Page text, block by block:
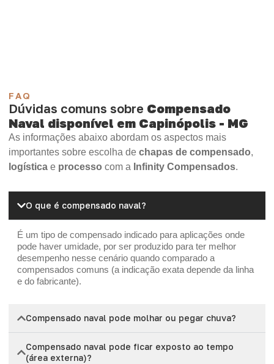
FAQ
Dúvidas comuns sobre Compensado
Naval disponível em Capinópolis - MG
As informações abaixo abordam os aspectos mais
importantes sobre escolha de chapas de compensado,
logística e processo com a Infinity Compensados.
O que é compensado naval?
É um tipo de compensado indicado para aplicações onde
pode haver umidade, por ser produzido para ter melhor
desempenho nesse cenário quando comparado a
compensados comuns (a indicação exata depende da linha
e do fabricante).
Compensado naval pode molhar ou pegar chuva?
Compensado naval pode ficar exposto ao tempo
(área externa)?